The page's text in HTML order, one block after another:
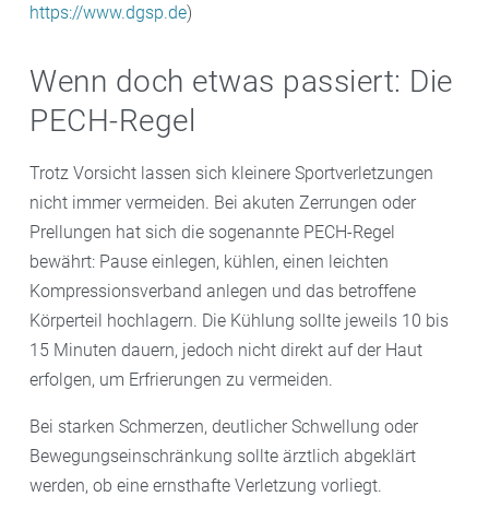
https://www.dgsp.de)
Wenn doch etwas passiert: Die
PECH-Regel
Trotz Vorsicht lassen sich kleinere Sportverletzungen
nicht immer vermeiden. Bei akuten Zerrungen oder
Prellungen hat sich die sogenannte PECH-Regel
bewährt: Pause einlegen, kühlen, einen leichten
Kompressionsverband anlegen und das betroffene
Körperteil hochlagern. Die Kühlung sollte jeweils 10 bis
15 Minuten dauern, jedoch nicht direkt auf der Haut
erfolgen, um Erfrierungen zu vermeiden.
Bei starken Schmerzen, deutlicher Schwellung oder
Bewegungseinschränkung sollte ärztlich abgeklärt
werden, ob eine ernsthafte Verletzung vorliegt.